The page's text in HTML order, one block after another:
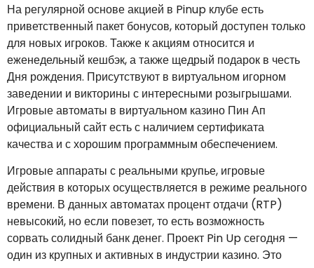
На регулярной основе акцией в Pinup клубе есть
приветственный пакет бонусов, который доступен только
для новых игроков. Также к акциям относится и
еженедельный кешбэк, а также щедрый подарок в честь
Дня рождения. Присутствуют в виртуальном игорном
заведении и викторины с интересными розыгрышами.
Игровые автоматы в виртуальном казино Пин Ап
официальный сайт есть с наличием сертификата
качества и с хорошим программным обеспечением.
Игровые аппараты с реальными крупье, игровые
действия в которых осуществляется в режиме реального
времени. В данных автоматах процент отдачи (RTP)
невысокий, но если повезет, то есть возможность
сорвать солидный банк денег. Проект Pin Up сегодня —
один из крупных и активных в индустрии казино. Это